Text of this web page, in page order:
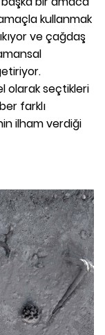
kullanmak
ve çağdaş
olarak seçtikleri
farklı
ilham verdiği